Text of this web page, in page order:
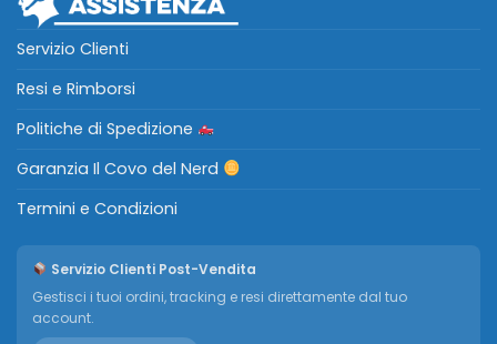
Servizio Clienti
Resi e Rimborsi
Politiche di Spedizione
Garanzia Il Covo del Nerd
Termini e Condizioni
Servizio Clienti Post-Vendita
Gestisci i tuoi ordini, tracking e resi direttamente dal tuo
account.